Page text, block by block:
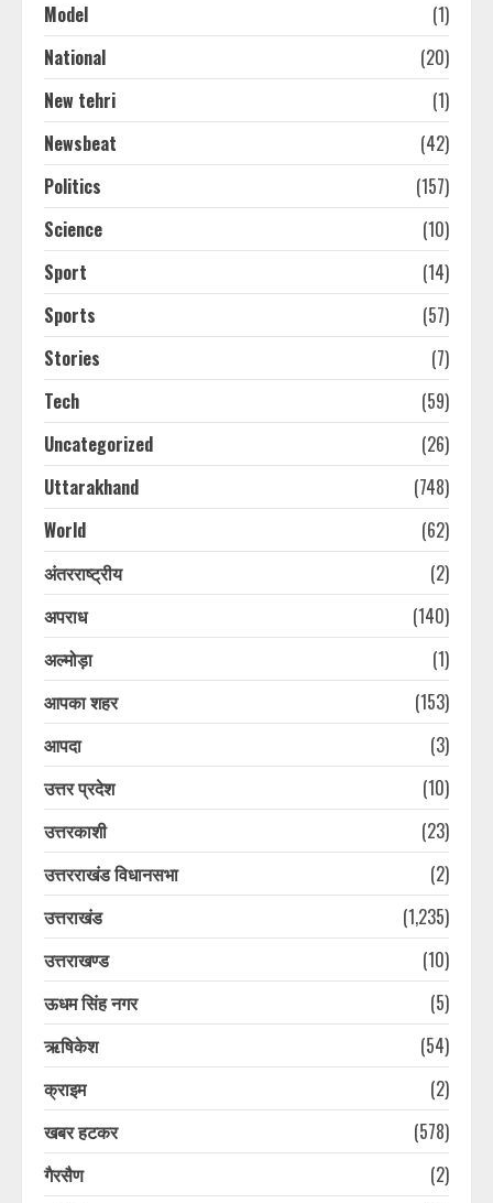
Model
(1)
National
(20)
New tehri
(1)
Newsbeat
(42)
Politics
(157)
Science
(10)
Sport
(14)
Sports
(57)
Stories
(7)
Tech
(59)
Uncategorized
(26)
Uttarakhand
(748)
World
(62)
अंतरराष्ट्रीय
(2)
अपराध
(140)
अल्मोड़ा
(1)
आपका शहर
(153)
आपदा
(3)
उत्तर प्रदेश
(10)
उत्तरकाशी
(23)
उत्तरराखंड विधानसभा
(2)
उत्तराखंड
(1,235)
उत्तराखण्ड
(10)
ऊधम सिंह नगर
(5)
ऋषिकेश
(54)
क्राइम
(2)
खबर हटकर
(578)
गैरसैण
(2)